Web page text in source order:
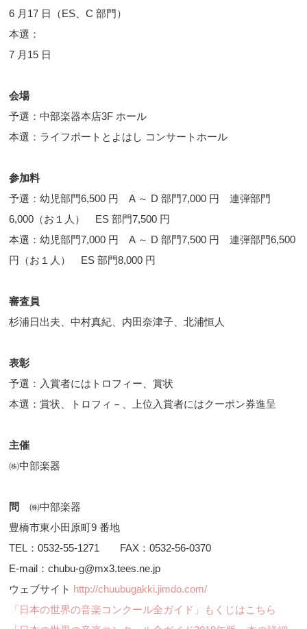
6 月17 日（ES、C 部門）
本選：
7 月15 日
会場
予選：中部楽器本店3F ホール
本選：ライフポートとよはし コンサートホール
参加料
予選：幼児部門6,500 円 A ～ D 部門7,000 円 連弾部門
6,000（お１人） ES 部門7,500 円
本選：幼児部門7,000 円 A ～ D 部門7,500 円 連弾部門6,500
円（お１人） ES 部門8,000 円
審査員
杉浦日出夫、中村真紀、内田奈津子、北浦恒人
表彰
予選：入賞者にはトロフィー、賞状
本選：賞状、トロフィ－、上位入賞者にはクーポン券進呈
主催
㈱中部楽器
問
㈱中部楽器
豊橋市東小田原町9 番地
TEL：0532-55-1271 FAX：0532-56-0370
E-mail：chubu-g@mx3.tees.ne.jp
ウェブサイト http://chuubugakki.jimdo.com/
「日本の世界の音楽コンクール全ガイド」もくじはこちら